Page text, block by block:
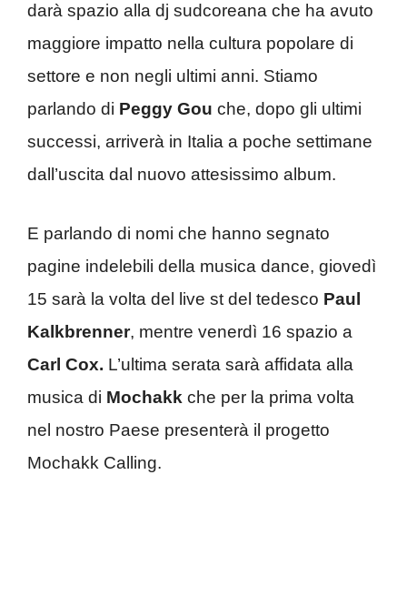
darà spazio alla dj sudcoreana che ha avuto
maggiore impatto nella cultura popolare di
settore e non negli ultimi anni. Stiamo
parlando di Peggy Gou che, dopo gli ultimi
successi, arriverà in Italia a poche settimane
dall’uscita dal nuovo attesissimo album.
E parlando di nomi che hanno segnato
pagine indelebili della musica dance, giovedì
15 sarà la volta del live st del tedesco Paul
Kalkbrenner, mentre venerdì 16 spazio a
Carl Cox. L’ultima serata sarà affidata alla
musica di Mochakk che per la prima volta
nel nostro Paese presenterà il progetto
Mochakk Calling.